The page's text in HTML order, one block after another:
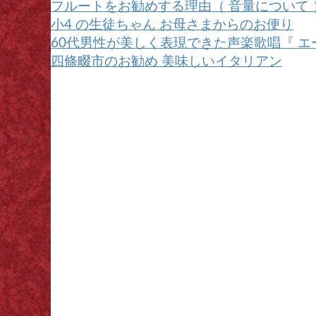
フルートをお勧めする理由（ 音量について
小4 の生徒ちゃん お母さまからのお便り
60代男性が美しく表現できた声楽歌唱『 エ
四條畷市のお勧め 美味しいイタリアン